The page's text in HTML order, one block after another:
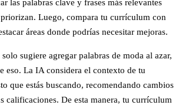
las palabras clave y frases más relevantes
Luego, compara tu currículum con
áreas donde podrías necesitar mejoras.
sugiere agregar palabras de moda al azar,
eso. La IA considera el contexto de tu
que estás buscando, recomendando cambios
calificaciones. De esta manera, tu currículum